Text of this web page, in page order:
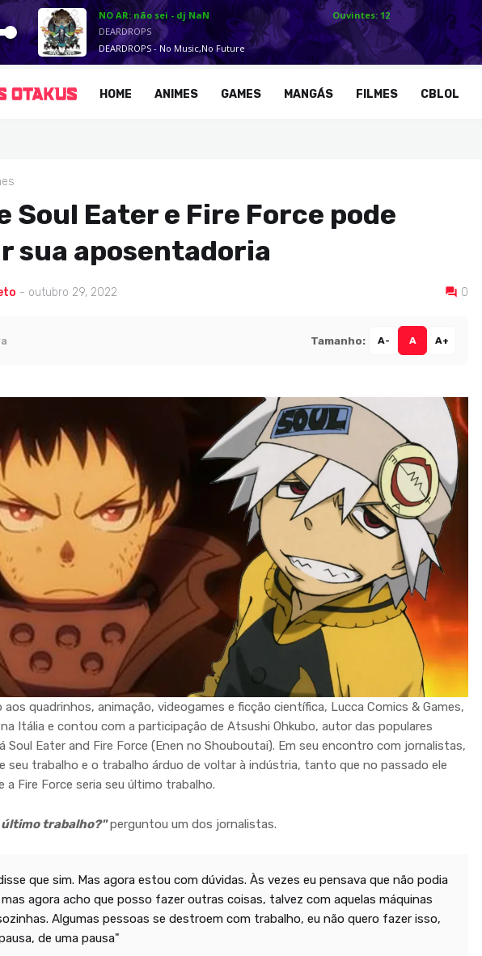
HOME ANIMES GAMES MANGÁS FILMES CBLOL
Soul Eater e Fire Force pode
sua aposentadoria
- outubro 29, 2022 0
Tamanho: A- A A+
quadrinhos, animação, videogames e ficção científica, Lucca Comics & Games,
Itália e contou com a participação de Atsushi Ohkubo, autor das populares
Soul Eater and Fire Force (Enen no Shouboutai). Em seu encontro com jornalistas,
seu trabalho e o trabalho árduo de voltar à indústria, tanto que no passado ele
a Fire Force seria seu último trabalho.
último trabalho?"perguntou um dos jornalistas.
que sim. Mas agora estou com dúvidas. Às vezes eu pensava que não podia
agora acho que posso fazer outras coisas, talvez com aquelas máquinas
Algumas pessoas se destroem com trabalho, eu não quero fazer isso,
de uma pausa"